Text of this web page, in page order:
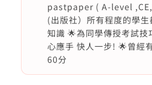
pastpaper ( A-level
(出版社）所有程度的學
知識 🌟為同學傳授考試技
心應手 快人一步! 🌟曾經
60分